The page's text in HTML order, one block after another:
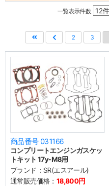
一覧表示件数
2 3
商品番号 031166
コンプリートエンジンガスケッ
トキット 17y-M8用
ブランド： SR(エスアール)
通常販売価格： 18,800円